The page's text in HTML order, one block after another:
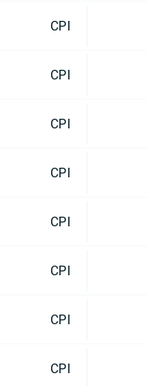
CPI
CPI
CPI
CPI
CPI
CPI
CPI
CPI